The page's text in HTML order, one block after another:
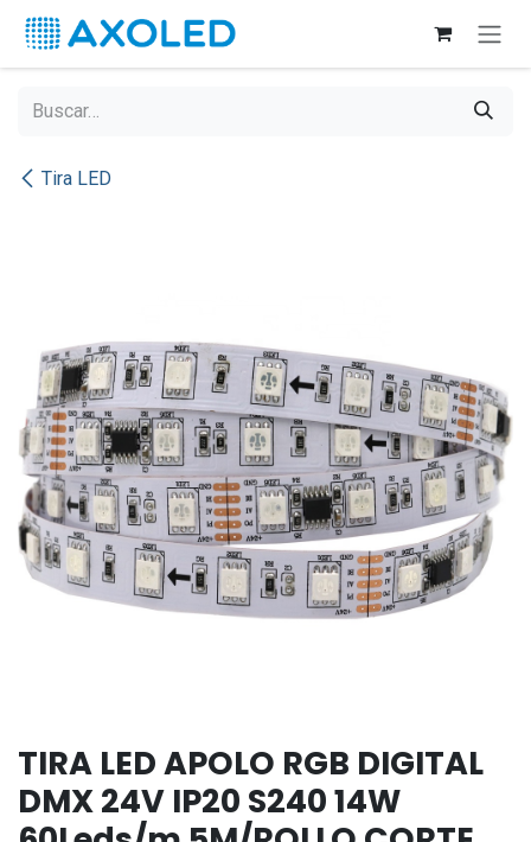
Ir al contenido
Tira LED
TIRA LED APOLO RGB DIGITAL
DMX 24V IP20 S240 14W